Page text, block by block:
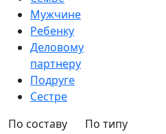
Мужчине
Ребенку
Деловому
партнеру
Подруге
Сестре
По составу
По типу